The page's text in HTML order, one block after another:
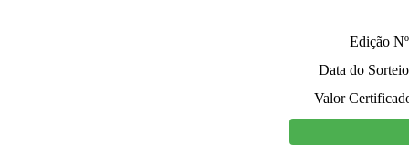
Edição
Data do
Valor